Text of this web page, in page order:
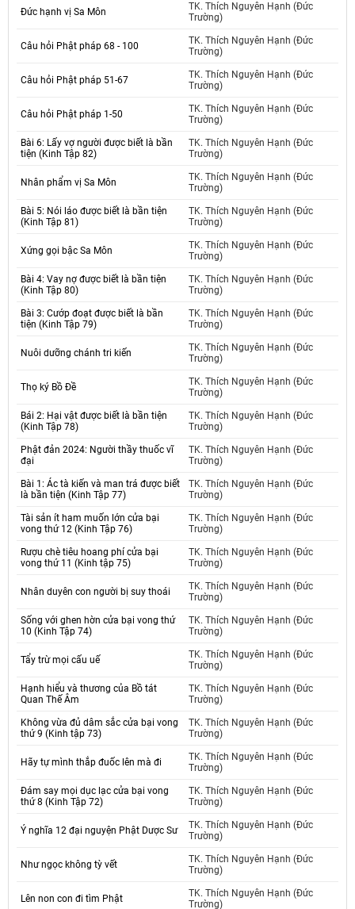
Đức hạnh vị Sa Môn
TK. Thích Nguyên Hạnh (Đức
Trường)
Câu hỏi Phật pháp 68 - 100
TK. Thích Nguyên Hạnh (Đức
Trường)
Câu hỏi Phật pháp 51-67
TK. Thích Nguyên Hạnh (Đức
Trường)
Câu hỏi Phật pháp 1-50
TK. Thích Nguyên Hạnh (Đức
Trường)
Bài 6: Lấy vợ người được biết là bần
tiện (Kinh Tập 82)
TK. Thích Nguyên Hạnh (Đức
Trường)
Nhân phẩm vị Sa Môn
TK. Thích Nguyên Hạnh (Đức
Trường)
Bài 5: Nói láo được biết là bần tiện
(Kinh Tập 81)
TK. Thích Nguyên Hạnh (Đức
Trường)
Xứng gọi bậc Sa Môn
TK. Thích Nguyên Hạnh (Đức
Trường)
Bài 4: Vay nợ được biết là bần tiện
(Kinh Tập 80)
TK. Thích Nguyên Hạnh (Đức
Trường)
Bài 3: Cướp đoạt được biết là bần
tiện (Kinh Tập 79)
TK. Thích Nguyên Hạnh (Đức
Trường)
Nuôi dưỡng chánh tri kiến
TK. Thích Nguyên Hạnh (Đức
Trường)
Thọ ký Bồ Đề
TK. Thích Nguyên Hạnh (Đức
Trường)
Bái 2: Hại vật được biết là bần tiện
(Kinh Tập 78)
TK. Thích Nguyên Hạnh (Đức
Trường)
Phật đản 2024: Người thầy thuốc vĩ
đại
TK. Thích Nguyên Hạnh (Đức
Trường)
Bài 1: Ác tà kiến và man trá được biết
là bần tiện (Kinh Tập 77)
TK. Thích Nguyên Hạnh (Đức
Trường)
Tài sản ít ham muốn lớn cửa bại
vong thứ 12 (Kinh Tập 76)
TK. Thích Nguyên Hạnh (Đức
Trường)
Rượu chè tiêu hoang phí cửa bại
vong thứ 11 (Kinh tập 75)
TK. Thích Nguyên Hạnh (Đức
Trường)
Nhân duyên con người bị suy thoái
TK. Thích Nguyên Hạnh (Đức
Trường)
Sống với ghen hờn cửa bại vong thứ
10 (Kinh Tập 74)
TK. Thích Nguyên Hạnh (Đức
Trường)
Tẩy trừ mọi cấu uế
TK. Thích Nguyên Hạnh (Đức
Trường)
Hạnh hiểu và thương của Bồ tát
Quan Thế Âm
TK. Thích Nguyên Hạnh (Đức
Trường)
Không vừa đủ dâm sắc cửa bại vong
thứ 9 (Kinh tập 73)
TK. Thích Nguyên Hạnh (Đức
Trường)
Hãy tự mình thắp đuốc lên mà đi
TK. Thích Nguyên Hạnh (Đức
Trường)
Đám say mọi dục lạc cửa bại vong
thứ 8 (Kinh Tập 72)
TK. Thích Nguyên Hạnh (Đức
Trường)
Ý nghĩa 12 đại nguyện Phật Dược Sư
TK. Thích Nguyên Hạnh (Đức
Trường)
Như ngọc không tỳ vết
TK. Thích Nguyên Hạnh (Đức
Trường)
Lên non con đi tìm Phật
TK. Thích Nguyên Hạnh (Đức
Trường)